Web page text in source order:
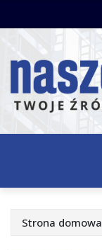
do
Strona domowa